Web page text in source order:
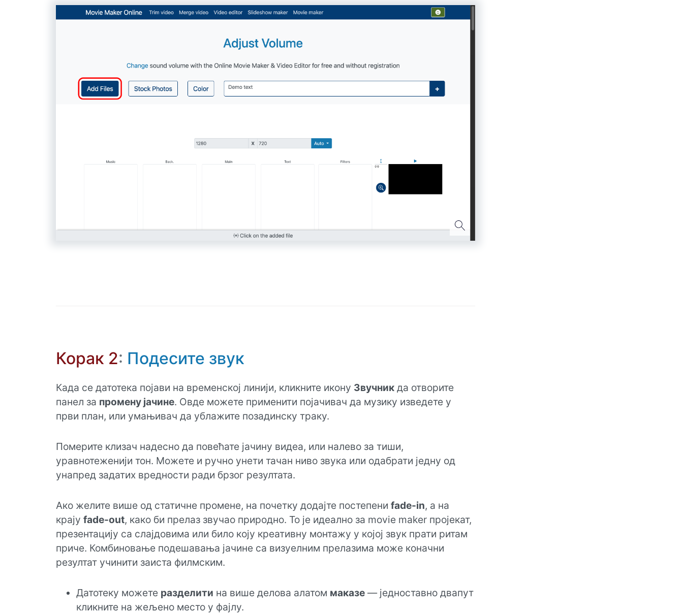
Корак 2: Подесите звук
Када се датотека појави на временској линији, кликните икону Звучникда отворите
панел за промену јачине. Овде можете применити појачивач да музику изведете у
први план, или умањивач да ублажите позадинску траку.
Померите клизач надесно да повећате јачину видеа, или налево за тиши,
уравнотеженији тон. Можете и ручно унети тачан ниво звука или одабрати једну од
унапред задатих вредности ради брзог резултата.
Ако желите више од статичне промене, на почетку додајте постепени fade-in, а на
крају fade-out, како би прелаз звучао природно. То је идеално за movie maker пројекат,
презентацију са слајдовима или било коју креативну монтажу у којој звук прати ритам
приче. Комбиновање подешавања јачине са визуелним прелазима може коначни
резултат учинити заиста филмским.
Датотеку можете разделити на више делова алатом маказе— једноставно двапут
кликните на жељено место у фајлу.